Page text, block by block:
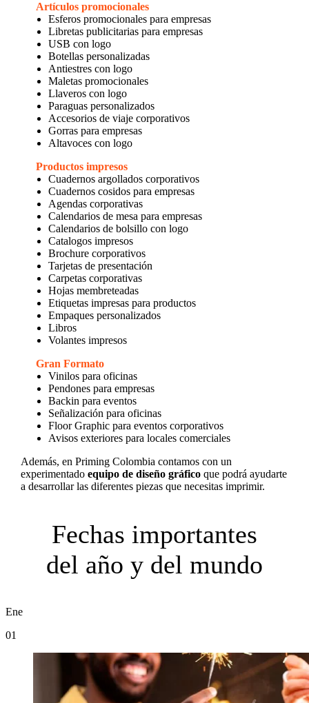
Artículos promocionales
Esferos promocionales para empresas
Libretas publicitarias para empresas
USB con logo
Botellas personalizadas
Antiestres con logo
Maletas promocionales
Llaveros con logo
Paraguas personalizados
Accesorios de viaje corporativos
Gorras para empresas
Altavoces con logo
Productos impresos
Cuadernos argollados corporativos
Cuadernos cosidos para empresas
Agendas corporativas
Calendarios de mesa para empresas
Calendarios de bolsillo con logo
Catalogos impresos
Brochure corporativos
Tarjetas de presentación
Carpetas corporativas
Hojas membreteadas
Etiquetas impresas para productos
Empaques personalizados
Libros
Volantes impresos
Gran Formato
Vinilos para oficinas
Pendones para empresas
Backin para eventos
Señalización para oficinas
Floor Graphic para eventos corporativos
Avisos exteriores para locales comerciales
Además, en Priming Colombia contamos con un
experimentado equipo de diseño gráficoque podrá ayudarte
a desarrollar las diferentes piezas que necesitas imprimir.
Fechas importantes
del año y del mundo
Ene
01